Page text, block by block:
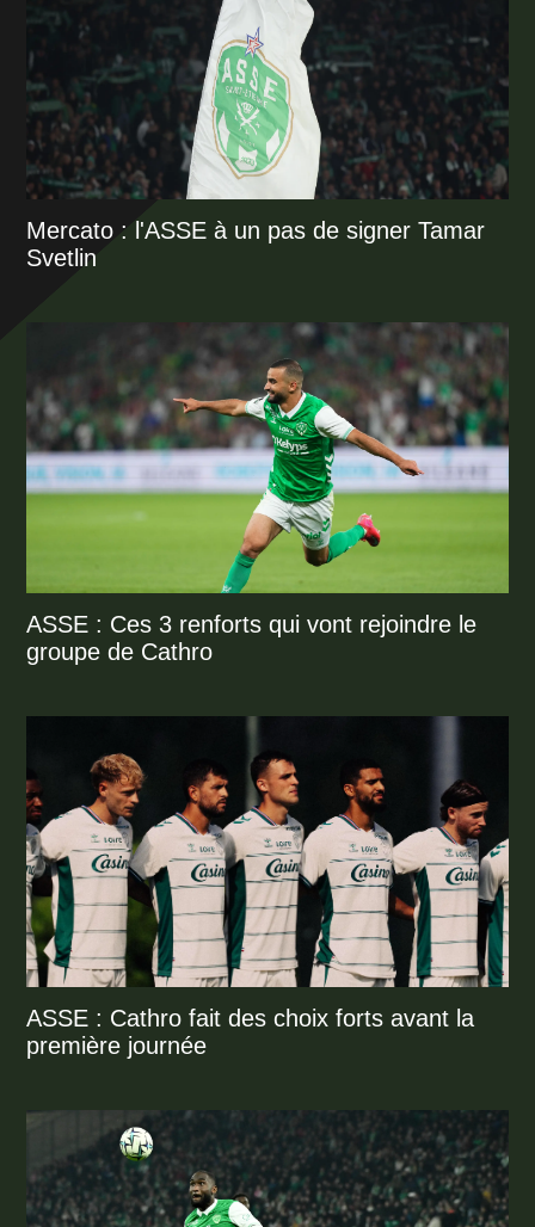
Mercato : l'ASSE à un pas de signer Tamar
Svetlin
ASSE : Ces 3 renforts qui vont rejoindre le
groupe de Cathro
ASSE : Cathro fait des choix forts avant la
première journée